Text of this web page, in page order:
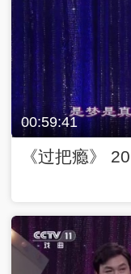
00:59:41
《过把瘾》